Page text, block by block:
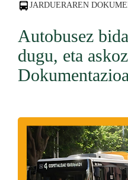
JARDUERAREN
Autobusez
dugu, eta